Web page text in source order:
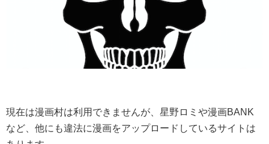
現在は漫画村は利用できませんが、星野ロミや漫画BANK
など、他にも違法に漫画をアップロードしているサイトは